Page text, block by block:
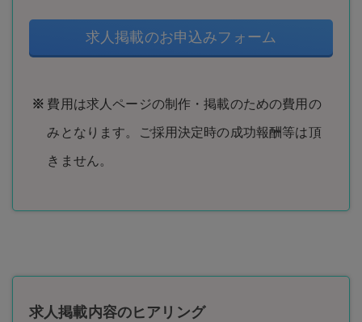
求人掲載のお申込みフォーム
費用は求人ページの制作・掲載のための費用の
みとなります。ご採用決定時の成功報酬等は頂
きません。
求人掲載内容のヒアリング